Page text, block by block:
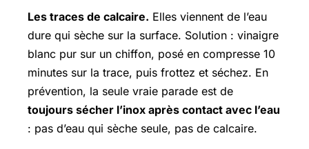
Les traces de calcaire. Elles viennent de l’eau
dure qui sèche sur la surface. Solution : vinaigre
blanc pur sur un chiffon, posé en compresse 10
minutes sur la trace, puis frottez et séchez. En
prévention, la seule vraie parade est de
toujours sécher l’inox après contact avec l’eau
: pas d’eau qui sèche seule, pas de calcaire.